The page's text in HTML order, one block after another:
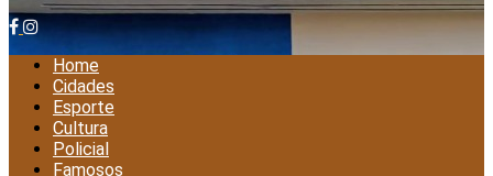
Home
Cidades
Esporte
Cultura
Policial
Famosos